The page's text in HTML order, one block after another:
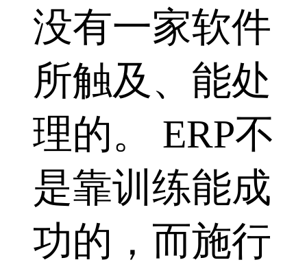
没有一家软件
所触及、能处
理的。 ERP不
是靠训练能成
功的，而施行